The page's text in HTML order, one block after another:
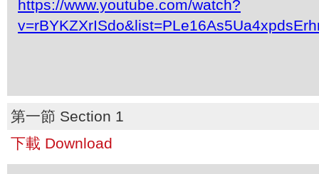
https://www.youtube.com/watch?
第一節 Section 1
下載 Download